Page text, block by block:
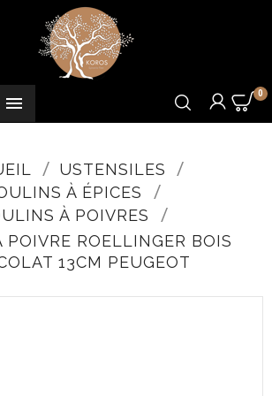
 0
USTENSILES
À ÉPICES
À POIVRES
POIVRE ROELLINGER BOIS
13CM PEUGEOT